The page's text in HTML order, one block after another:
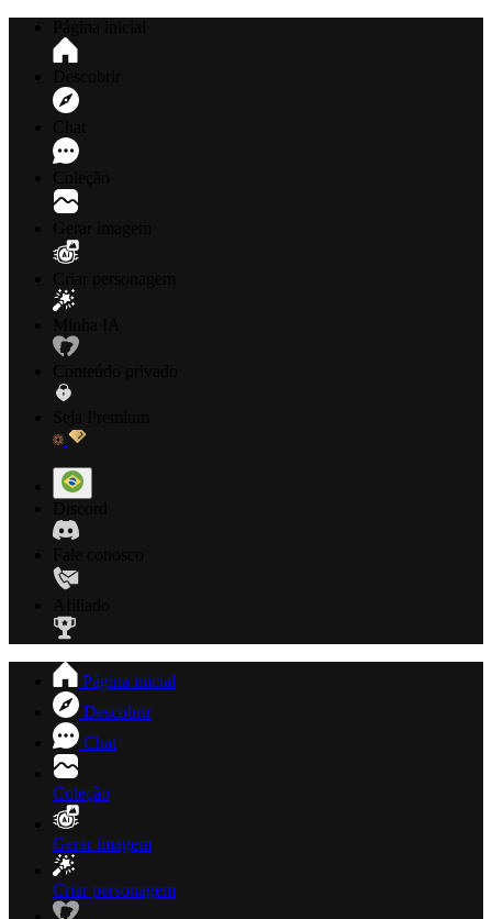
Página inicial
Descobrir
Chat
Coleção
Gerar imagem
Criar personagem